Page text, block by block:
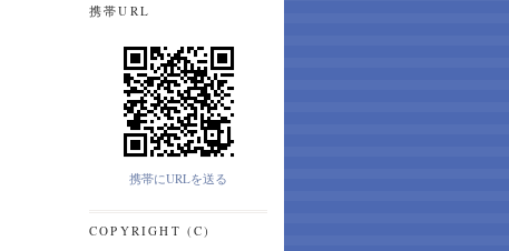
携帯URL
携帯にURLを送る
COPYRIGHT (C)